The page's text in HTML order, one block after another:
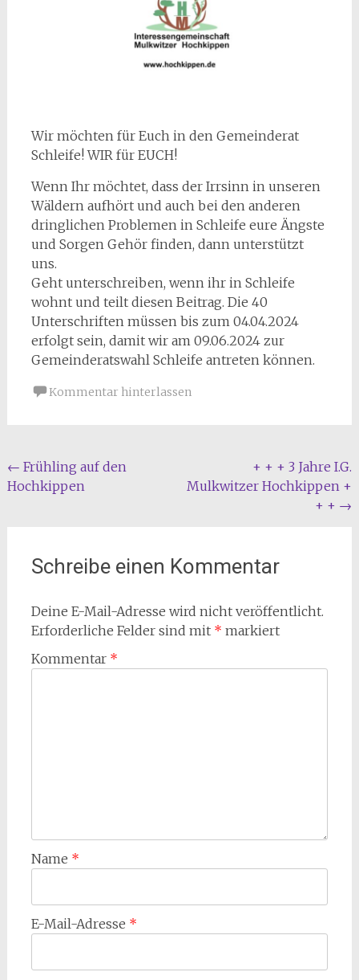
Wir möchten für Euch in den Gemeinderat
Schleife! WIR für EUCH!
Wenn Ihr möchtet, dass der Irrsinn in unseren
Wäldern aufhört und auch bei den anderen
dringlichen Problemen in Schleife eure Ängste
und Sorgen Gehör finden, dann unterstützt
uns.
Geht unterschreiben, wenn ihr in Schleife
wohnt und teilt diesen Beitrag. Die 40
Unterschriften müssen bis zum 04.04.2024
erfolgt sein, damit wir am 09.06.2024 zur
Gemeinderatswahl Schleife antreten können.
Kommentar hinterlassen
Beitragsnavigation
← Frühling auf den
Hochkippen
+ + + 3 Jahre I.G.
Mulkwitzer Hochkippen +
+ + →
Schreibe einen Kommentar
Deine E-Mail-Adresse wird nicht veröffentlicht.
Erforderliche Felder sind mit * markiert
Kommentar *
Name *
E-Mail-Adresse *